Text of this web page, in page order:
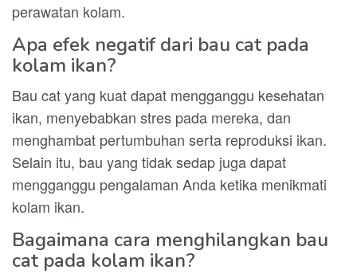
perawatan kolam.
Apa efek negatif dari bau cat pada
kolam ikan?
Bau cat yang kuat dapat mengganggu kesehatan
ikan, menyebabkan stres pada mereka, dan
menghambat pertumbuhan serta reproduksi ikan.
Selain itu, bau yang tidak sedap juga dapat
mengganggu pengalaman Anda ketika menikmati
kolam ikan.
Bagaimana cara menghilangkan bau
cat pada kolam ikan?